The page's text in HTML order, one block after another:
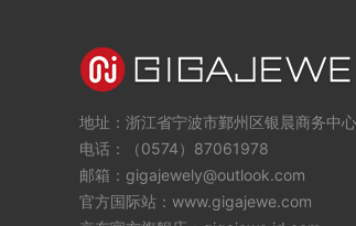
地址：浙江省宁波市鄞州区银晨商务中
电话：（0574）87061978
邮箱：gigajewely@outlook.com
官方国际站：www.gigajewe.com